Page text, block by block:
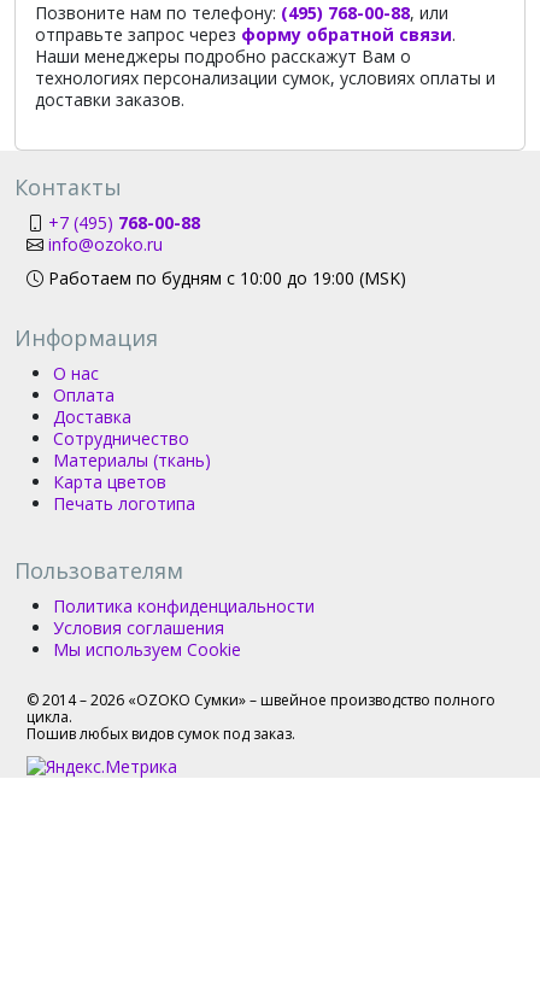
Позвоните нам по телефону: (495) 768-00-88, или
отправьте запрос через форму обратной связи.
Наши менеджеры подробно расскажут Вам о
технологиях персонализации сумок, условиях оплаты и
доставки заказов.
Контакты
+7 (495) 768-00-88
info@ozoko.ru
Работаем по будням с 10:00 до 19:00 (MSK)
Информация
О нас
Оплата
Доставка
Сотрудничество
Материалы (ткань)
Карта цветов
Печать логотипа
Пользователям
Политика конфиденциальности
Условия соглашения
Мы используем Cookie
© 2014 – 2026 «OZOKO Сумки» – швейное производство полного
цикла.
Пошив любых видов сумок под заказ.